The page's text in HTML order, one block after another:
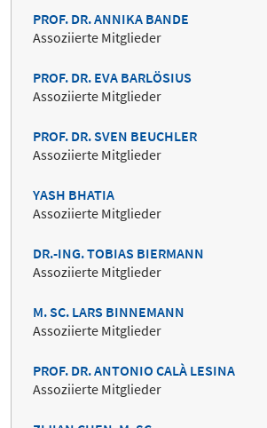
PROF. DR. ANNIKA BANDE
Assoziierte Mitglieder
PROF. DR. EVA BARLÖSIUS
Assoziierte Mitglieder
PROF. DR. SVEN BEUCHLER
Assoziierte Mitglieder
YASH BHATIA
Assoziierte Mitglieder
DR.-ING. TOBIAS BIERMANN
Assoziierte Mitglieder
M. SC. LARS BINNEMANN
Assoziierte Mitglieder
PROF. DR. ANTONIO CALÀ LESINA
Assoziierte Mitglieder